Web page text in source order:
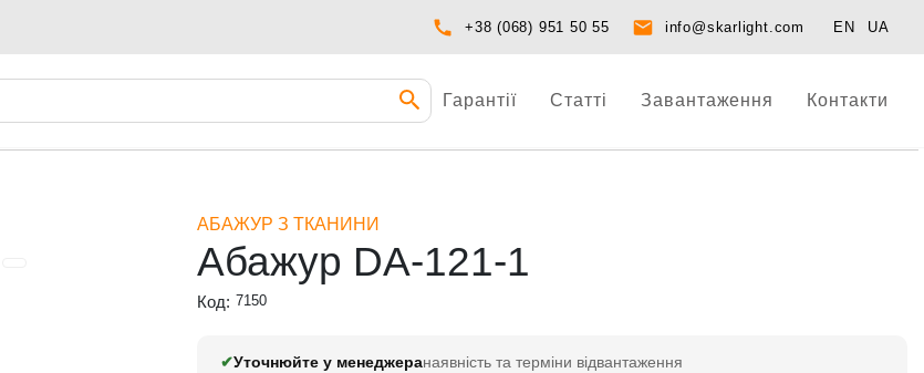
+38 (068) 951 50 55 info@skarlight.com EN UA
Гарантії Статті Завантаження Контакти
АБАЖУР З ТКАНИНИ
Абажур DA-121-1
Код: 7150
✔Уточнюйте у менеджеранаявність та терміни відвантаження